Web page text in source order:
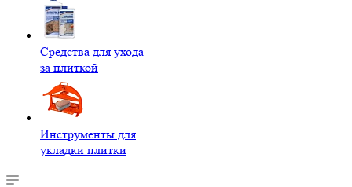
Средства для ухода
за плиткой
Инструменты для
укладки плитки